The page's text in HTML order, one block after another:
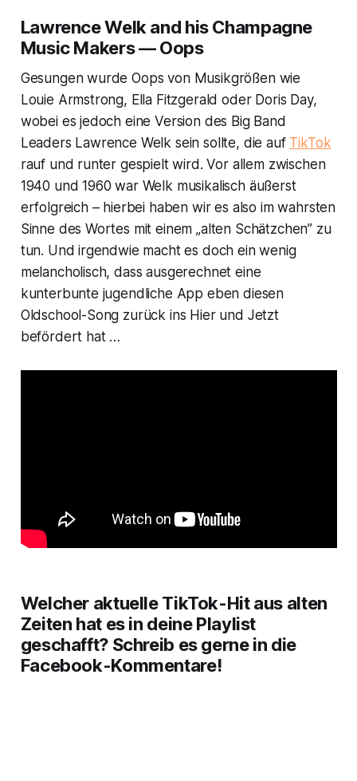
Lawrence Welk and his Champagne
Music Makers — Oops
Gesungen wurde Oops von Musikgrößen wie
Louie Armstrong, Ella Fitzgerald oder Doris Day,
wobei es jedoch eine Version des Big Band
Leaders Lawrence Welk sein sollte, die auf TikTok
rauf und runter gespielt wird. Vor allem zwischen
1940 und 1960 war Welk musikalisch äußerst
erfolgreich – hierbei haben wir es also im wahrsten
Sinne des Wortes mit einem „alten Schätzchen” zu
tun. Und irgendwie macht es doch ein wenig
melancholisch, dass ausgerechnet eine
kunterbunte jugendliche App eben diesen
Oldschool-Song zurück ins Hier und Jetzt
befördert hat …
Welcher aktuelle TikTok-Hit aus alten
Zeiten hat es in deine Playlist
geschafft? Schreib es gerne in die
Facebook-Kommentare!